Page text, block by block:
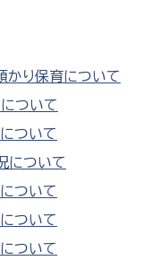
かり保育について
ついて
ついて
について
ついて
ついて
ついて